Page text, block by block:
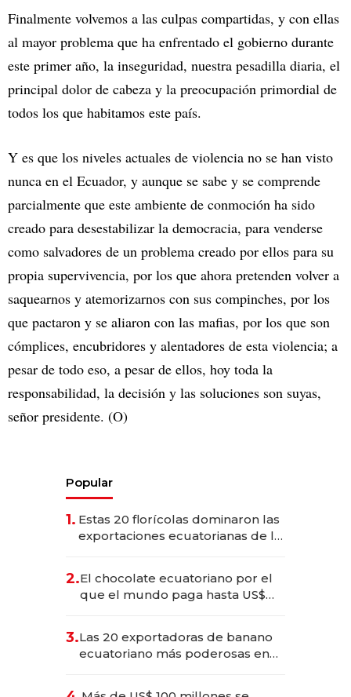
Finalmente volvemos a las culpas compartidas, y con ellas
al mayor problema que ha enfrentado el gobierno durante
este primer año, la inseguridad, nuestra pesadilla diaria, el
principal dolor de cabeza y la preocupación primordial de
todos los que habitamos este país.
Y es que los niveles actuales de violencia no se han visto
nunca en el Ecuador, y aunque se sabe y se comprende
parcialmente que este ambiente de conmoción ha sido
creado para desestabilizar la democracia, para venderse
como salvadores de un problema creado por ellos para su
propia supervivencia, por los que ahora pretenden volver a
saquearnos y atemorizarnos con sus compinches, por los
que pactaron y se aliaron con las mafias, por los que son
cómplices, encubridores y alentadores de esta violencia; a
pesar de todo eso, a pesar de ellos, hoy toda la
responsabilidad, la decisión y las soluciones son suyas,
señor presidente. (O)
Popular
1. Estas 20 florícolas dominaron las
exportaciones ecuatorianas de la
2.El chocolate ecuatoriano por el
que el mundo paga hasta US$
3.Las 20 exportadoras de banano
ecuatoriano más poderosas en